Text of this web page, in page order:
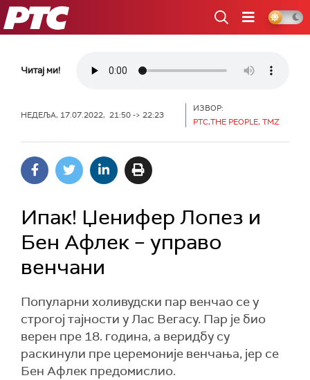
РТС
Читај ми!
НЕДЕЉА, 17.07.2022, 21:50 -> 22:23
ИЗВОР:
РТС,THE PEOPLE, TMZ
Ипак! Џенифер Лопез и
Бен Афлек – управо
венчани
Популарни холивудски пар венчао се у
строгој тајности у Лас Вегасу. Пар је био
верен пре 18. година, а веридбу су
раскинули пре церемоније венчања, јер се
Бен Афлек предомислио.